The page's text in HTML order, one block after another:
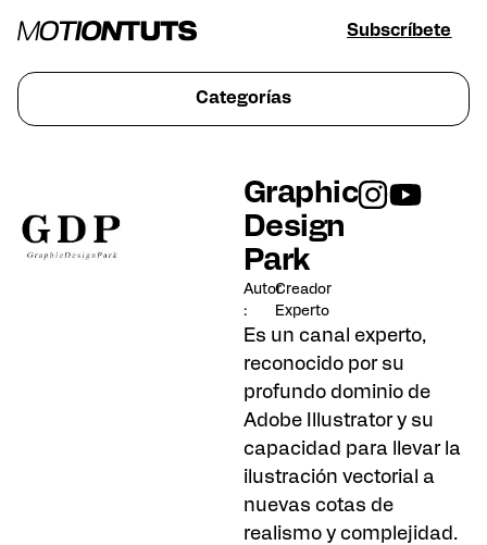
Subscríbete
Categorías
Graphic
Design
Park
Autor
:
Creador
Experto
Es un canal experto,
reconocido por su
profundo dominio de
Adobe Illustrator y su
capacidad para llevar la
ilustración vectorial a
nuevas cotas de
realismo y complejidad.